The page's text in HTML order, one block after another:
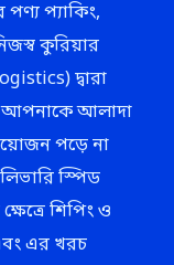
প্যাকিং,
কুরিয়ার
দ্বারা
আপনাকে আলাদা
পড়ে না
স্পিড
শিপিং ও
এর খরচ